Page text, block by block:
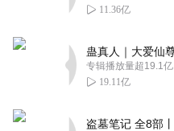
11.36亿
专辑播放量超19.1亿
19.11亿